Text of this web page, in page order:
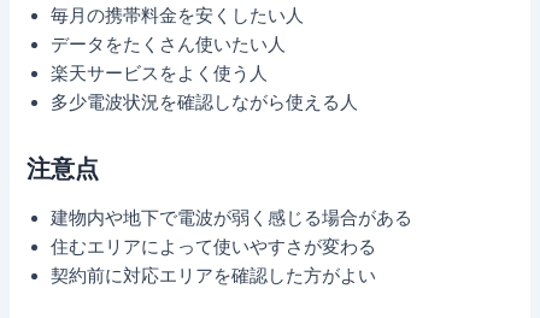
毎月の携帯料金を安くしたい人
データをたくさん使いたい人
楽天サービスをよく使う人
多少電波状況を確認しながら使える人
注意点
建物内や地下で電波が弱く感じる場合がある
住むエリアによって使いやすさが変わる
契約前に対応エリアを確認した方がよい